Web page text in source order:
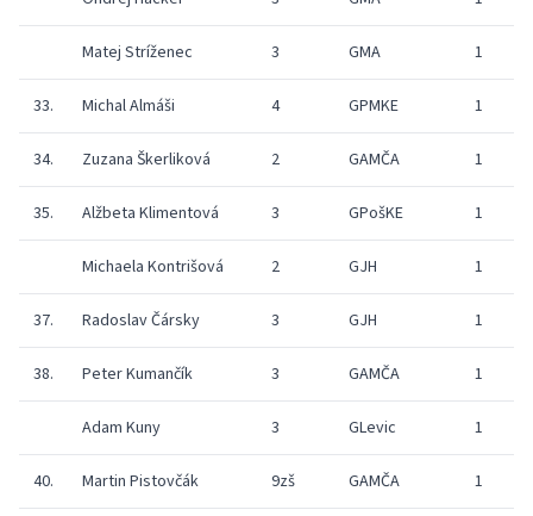
Matej Stríženec 3 GMA 1
33. Michal Almáši 4 GPMKE 1
34. Zuzana Škerliková 2 GAMČA 1
35. Alžbeta Klimentová 3 GPošKE 1
Michaela Kontrišová 2 GJH 1
37. Radoslav Čársky 3 GJH 1
38. Peter Kumančík 3 GAMČA 1
Adam Kuny 3 GLevic 1
40. Martin Pistovčák 9zš GAMČA 1